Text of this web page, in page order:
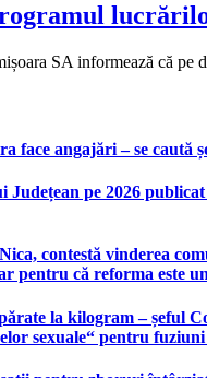
SA informează că
face angajări – se caută
pe 2026
contestă vinderea
pentru că reforma este
la kilogram – șeful
sexuale“ pentru